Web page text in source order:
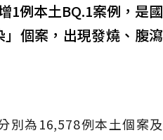
1例本土BQ.1案例，是國
個案，出現發燒、腹瀉
別為16,578例本土個案及